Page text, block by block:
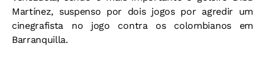
Martínez, suspenso por dois jogos por agredir um
cinegrafista no jogo contra os colombianos em
Barranquilla.